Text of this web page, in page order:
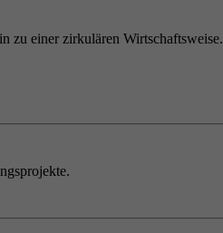
zu einer zirkulären Wirtschaftsweise.